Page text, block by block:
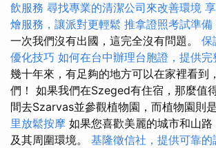
飲服務 尋找專業的清潔公司來改善環境
燴服務，讓派對更輕鬆 推拿證照考試準備
一次我們沒有出國，這完全沒有問題。 保
優化技巧 如何在台中辦理台胞證，提供完
幾十年來，有足夠的地方可以在家裡看到
們！ 如果我們在Szeged有住宿，那麼值
間去Szarvas並參觀植物園，而植物園則
里放鬆按摩 如果您喜歡美麗的城市和山
及其周圍環境。 基隆徵信社，提供可靠的